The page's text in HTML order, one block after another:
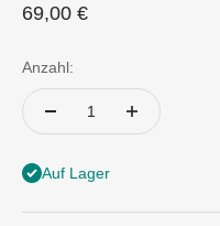
Angebot
69,00 €
Anzahl:
Auf Lager